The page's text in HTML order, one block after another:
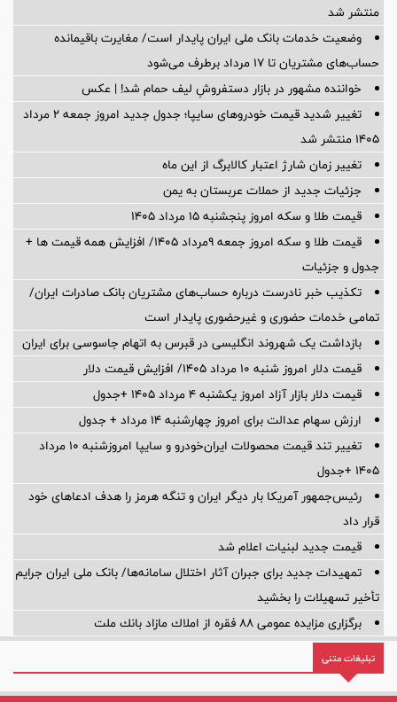
منتشر شد
وضعیت خدمات بانک ملی ایران پایدار است/ مغایرت‌ باقیمانده
حساب‌های مشتریان تا ۱۷ مرداد برطرف می‌شود
خواننده مشهور در بازار دستفروشِ لیف حمام شد! | عکس
تغییر شدید قیمت خودروهای سایپا؛ جدول جدید امروز جمعه ۲ مرداد
۱۴۰۵ منتشر شد
تغییر زمان شارژ اعتبار کالابرگ از این ماه
جزئیات جدید از حملات عربستان به یمن
قیمت طلا و سکه امروز پنجشنبه ۱۵ مرداد ۱۴۰۵
قیمت طلا و سکه امروز جمعه ۹مرداد ۱۴۰۵/ افزایش همه قیمت ها +
جدول و جزئیات
تکذیب خبر نادرست درباره حساب‌های مشتریان بانک صادرات ایران/
تمامی خدمات حضوری و غیرحضوری پایدار است
بازداشت یک شهروند انگلیسی در قبرس به اتهام جاسوسی برای ایران
قیمت دلار امروز شنبه ۱۰ مرداد ۱۴۰۵/ افزایش قیمت دلار
قیمت دلار بازار آزاد امروز یکشنبه ۴ مرداد ۱۴۰۵ +جدول
ارزش سهام عدالت برای امروز چهارشنبه ۱۴ مرداد + جدول
تغییر تند قیمت محصولات ایران‌خودرو و سایپا امروزشنبه ۱۰ مرداد
۱۴۰۵ +جدول
رئیس‌جمهور آمریکا بار دیگر ایران و تنگه هرمز را هدف ادعاهای خود
قرار داد
قیمت جدید لبنیات اعلام شد
تمهیدات جدید برای جبران آثار اختلال سامانه‌ها/ بانک ملی ایران جرایم
تأخیر تسهیلات را بخشید
برگزاری مزایده عمومی 88 فقره از املاك مازاد بانك ملت
تبلیغات متنی